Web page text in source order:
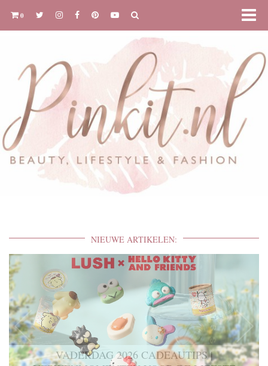
0
NIEUWE ARTIKELEN: